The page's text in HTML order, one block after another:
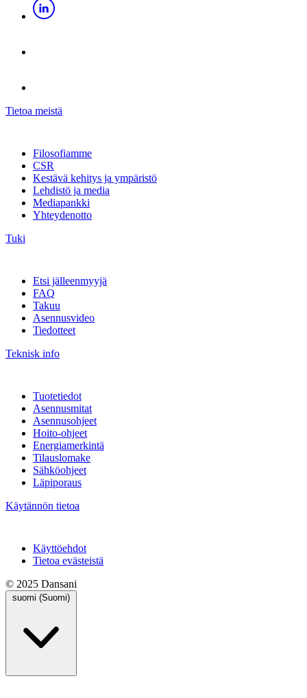
Tietoa meistä
Filosofiamme
CSR
Kestävä kehitys ja ympäristö
Lehdistö ja media
Mediapankki
Yhteydenotto
Tuki
Etsi jälleenmyyjä
FAQ
Takuu
Asennusvideo
Tiedotteet
Teknisk info
Tuotetiedot
Asennusmitat
Asennusohjeet
Hoito-ohjeet
Energiamerkintä
Tilauslomake
Sähköohjeet
Läpiporaus
Käytännön tietoa
Käyttöehdot
Tietoa evästeistä
© 2025 Dansani
suomi (Suomi)